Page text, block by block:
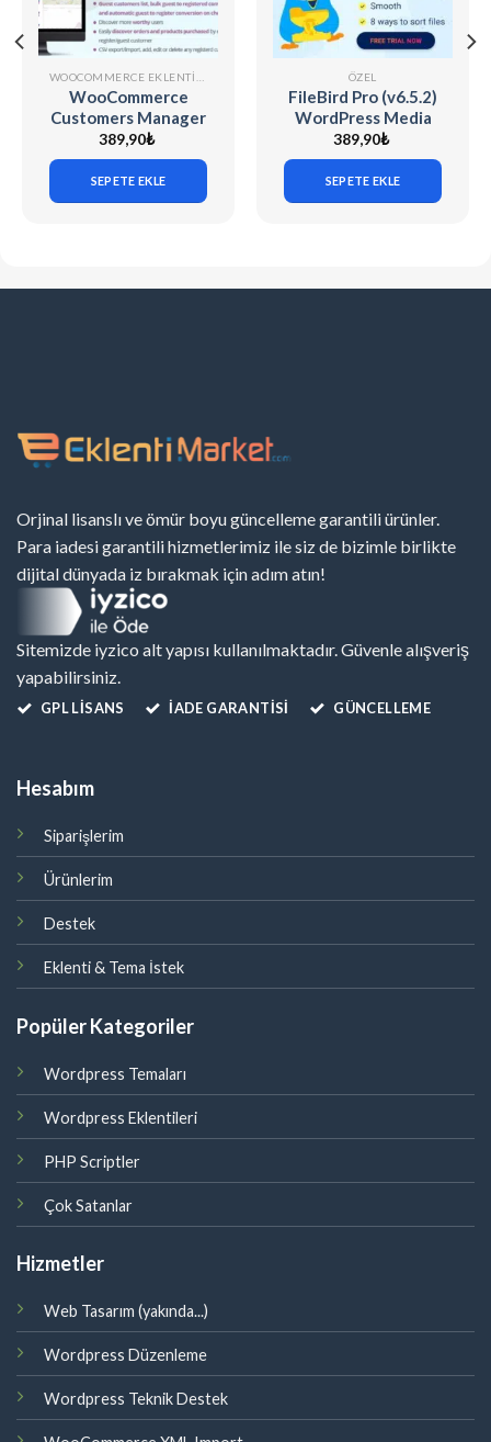
WooCommerce
Customers Manager
v31.9
389,90₺
SEPETE EKLE
ÖZEL
FileBird Pro (v6.5.2)
WordPress Media
Library Folders
389,90₺
SEPETE EKLE
Orjinal lisanslı ve ömür boyu güncelleme garantili ürünler.
Para iadesi garantili hizmetlerimiz ile siz de bizimle birlikte
dijital dünyada iz bırakmak için adım atın!
Sitemizde iyzico alt yapısı kullanılmaktadır. Güvenle alışveriş
yapabilirsiniz.
GPL LISANS İADE GARANTİSİ GÜNCELLEME
Hesabım
Siparişlerim
Ürünlerim
Destek
Eklenti & Tema İstek
Popüler Kategoriler
Wordpress Temaları
Wordpress Eklentileri
PHP Scriptler
Çok Satanlar
Hizmetler
Web Tasarım (yakında...)
Wordpress Düzenleme
Wordpress Teknik Destek